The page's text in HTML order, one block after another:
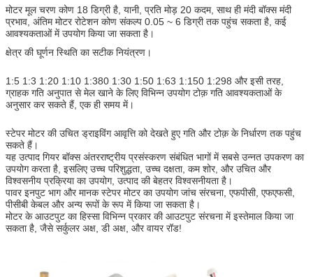
मोटर मूल चरण कोण 18 डिग्री है, यानी, प्रति मोड़ 20 कदम, साथ ही मंदी बॉक्स मंदी
प्रभाव, अंतिम मोटर रोटेशन कोण संकल्प 0.05 ~ 6 डिग्री तक पहुंच सकता है, कई
आवश्यकताओं में उपयोग किया जा सकता है।
क्षेत्र की घूर्णन स्थिति का सटीक नियंत्रण।
1:5 1:3 1:20 1:10 1:380 1:30 1:50 1:63 1:150 1:298 और इसी तरह,
ग्राहक गति अनुपात से मेल खाने के लिए विभिन्न उपयोग टोक़ गति आवश्यकताओं के
अनुसार कर सकते हैं, एक ही समय में।
स्टेपर मोटर की उचित ड्राइविंग आवृत्ति को देखते हुए गति और टोक़ के निर्धारण तक पहुंच
सकते हैं।
यह उत्पाद गियर बॉक्स अंतरराष्ट्रीय प्रसंस्करण संबंधित भागों में सबसे उन्नत उपकरण का
उपयोग करता है, इसलिए उच्च परिशुद्धता, उच्च दक्षता, कम शोर, और उचित और
विश्वसनीय प्रक्रिया का उपयोग, उत्पाद की बेहतर विश्वसनीयता है।
पावर इनपुट भाग और मानक स्टेपर मोटर का उपयोग जांच संरचना, एफपीसी, एफएफसी,
पीसीबी केबल और अन्य रूपों के रूप में किया जा सकता है।
मोटर के आउटपुट का हिस्सा विभिन्न प्रकार की आउटपुट संरचना में इस्तेमाल किया जा
सकता है, जैसे सर्कुलर अक्ष, डी अक्ष, और वायर रॉड!